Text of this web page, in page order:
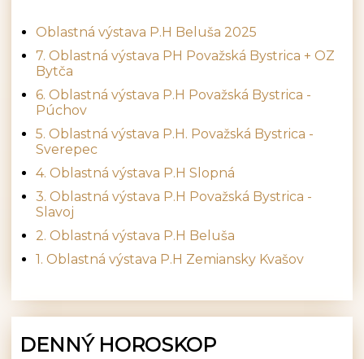
Oblastná výstava P.H Beluša 2025
7. Oblastná výstava PH Považská Bystrica + OZ
Bytča
6. Oblastná výstava P.H Považská Bystrica -
Púchov
5. Oblastná výstava P.H. Považská Bystrica -
Sverepec
4. Oblastná výstava P.H Slopná
3. Oblastná výstava P.H Považská Bystrica -
Slavoj
2. Oblastná výstava P.H Beluša
1. Oblastná výstava P.H Zemiansky Kvašov
DENNÝ HOROSKOP